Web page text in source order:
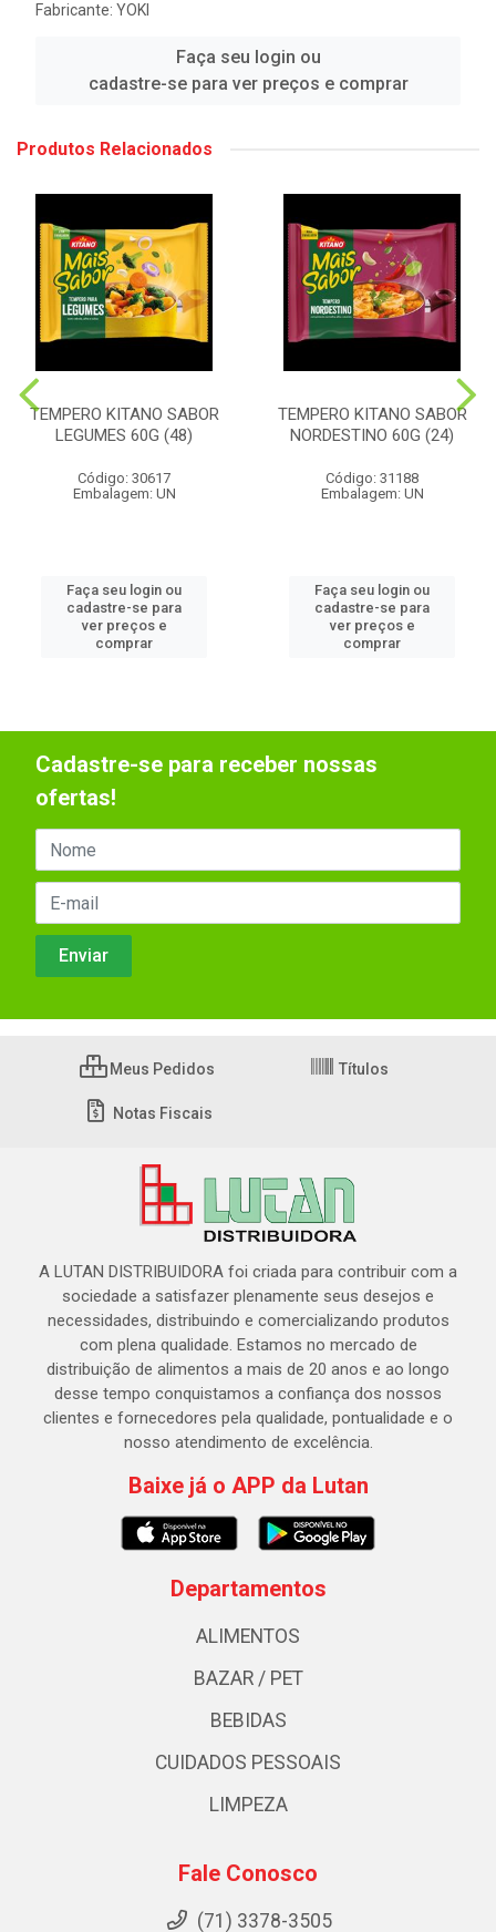
Fabricante: YOKI
Faça seu login ou
cadastre-se para ver preços e comprar
Produtos Relacionados
TEMPERO KITANO SABOR
LEGUMES 60G (48)
Código: 30617
Embalagem: UN
Faça seu login ou
cadastre-se para
ver preços e
comprar
TEMPERO KITANO SABOR
NORDESTINO 60G (24)
Código: 31188
Embalagem: UN
Faça seu login ou
cadastre-se para
ver preços e
comprar
Cadastre-se para receber nossas
ofertas!
Meus Pedidos Títulos
Notas Fiscais
A LUTAN DISTRIBUIDORA foi criada para contribuir com a
sociedade a satisfazer plenamente seus desejos e
necessidades, distribuindo e comercializando produtos
com plena qualidade. Estamos no mercado de
distribuição de alimentos a mais de 20 anos e ao longo
desse tempo conquistamos a confiança dos nossos
clientes e fornecedores pela qualidade, pontualidade e o
nosso atendimento de excelência.
Baixe já o APP da Lutan
Departamentos
ALIMENTOS
BAZAR / PET
BEBIDAS
CUIDADOS PESSOAIS
LIMPEZA
Fale Conosco
(71) 3378-3505